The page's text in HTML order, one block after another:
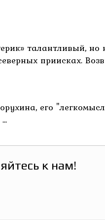
талантливый, но
приисках.
его
к нам!